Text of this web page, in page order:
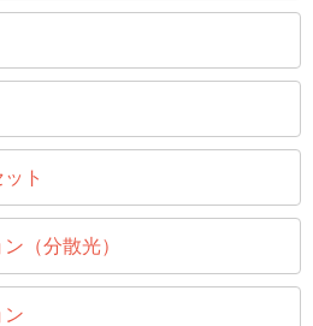
ト
（分散光）
ン